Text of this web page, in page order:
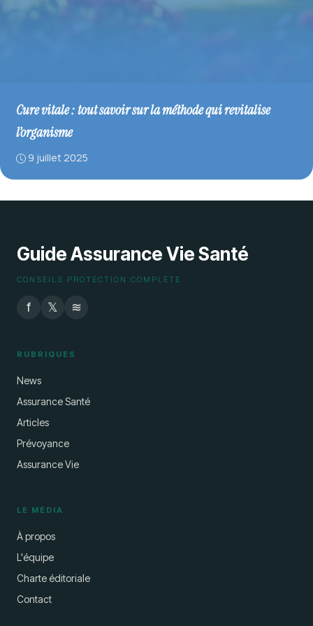
Cure vitale : tout savoir sur la méthode qui revitalise
l’organisme
9 juillet 2025
Guide Assurance Vie Santé
CONSEILS PROTECTION COMPLÈTE
f 𝕏 ≋
RUBRIQUES
News
Assurance Santé
Articles
Prévoyance
Assurance Vie
LE MÉDIA
À propos
L'équipe
Charte éditoriale
Contact